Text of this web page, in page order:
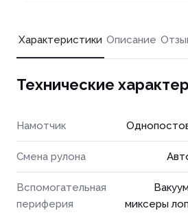
Характеристики Описание
Технические
Намотчик
Смена рулона
Вспомогательная
периферия
миксеры